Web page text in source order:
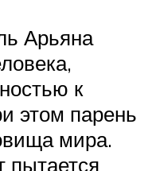
Арьяна
к
этом парень
мира.